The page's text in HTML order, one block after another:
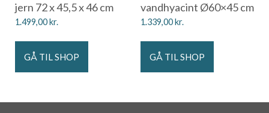
jern 72 x 45,5 x 46 cm
1.499,00kr.
GÅ TIL SHOP
vandhyacint Ø60×45 cm
1.339,00kr.
GÅ TIL SHOP